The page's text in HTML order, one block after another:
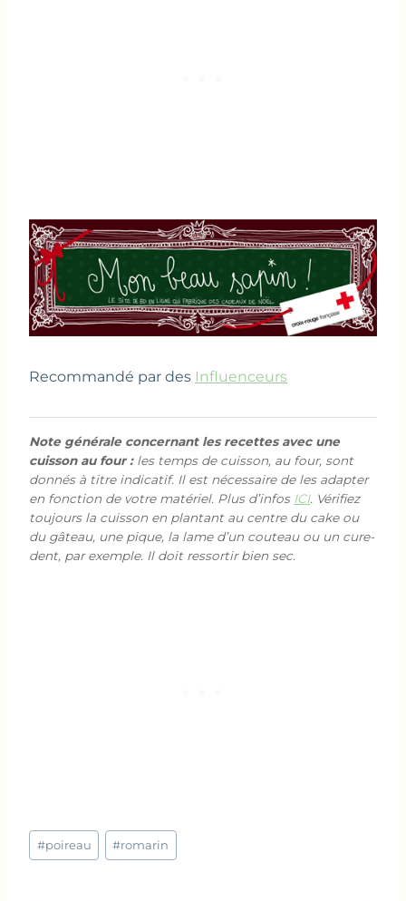
Recommandé par des Influenceurs
Note générale concernant les recettes avec une
cuisson au four :les temps de cuisson, au four, sont
donnés à titre indicatif. Il est nécessaire de les adapter
en fonction de votre matériel. Plus d’infos ICI. Vérifiez
toujours la cuisson en plantant au centre du cake ou
du gâteau, une pique, la lame d’un couteau ou un cure-
dent, par exemple. Il doit ressortir bien sec.
Étiquettes
de
#poireau #romarin